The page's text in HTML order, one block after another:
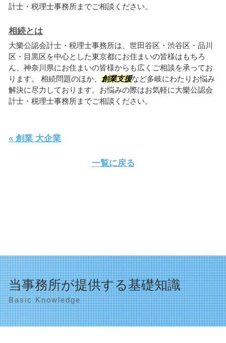
計士・税理士事務所までご相談ください。
相続とは
大樂公認会計士・税理士事務所は、世田谷区・渋谷区・品川
区・目黒区を中心とした東京都にお住まいの皆様はもちろ
ん、神奈川県にお住まいの皆様からも広くご相談を承ってお
ります。 相続問題のほか、 創業支援など多岐にわたりお悩み
解決に尽力しております。お悩みの際はお気軽に大樂公認会
計士・税理士事務所までご相談ください。
« 創業 大企業
一覧に戻る
当事務所が提供する基礎知識
Basic Knowledge